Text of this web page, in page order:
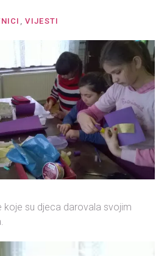
,VIJESTI
koje su djeca darovala svojim